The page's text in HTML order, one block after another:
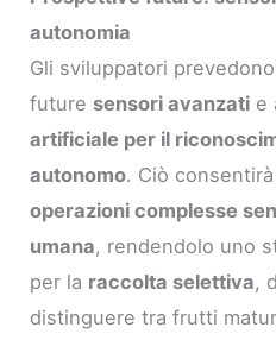
autonomia
Gli sviluppatori
future sensori avanzati e
artificiale per il
autonomo. Ciò
operazioni complesse
umana, rendendolo uno
per la raccolta selettiva,
distinguere tra frutti